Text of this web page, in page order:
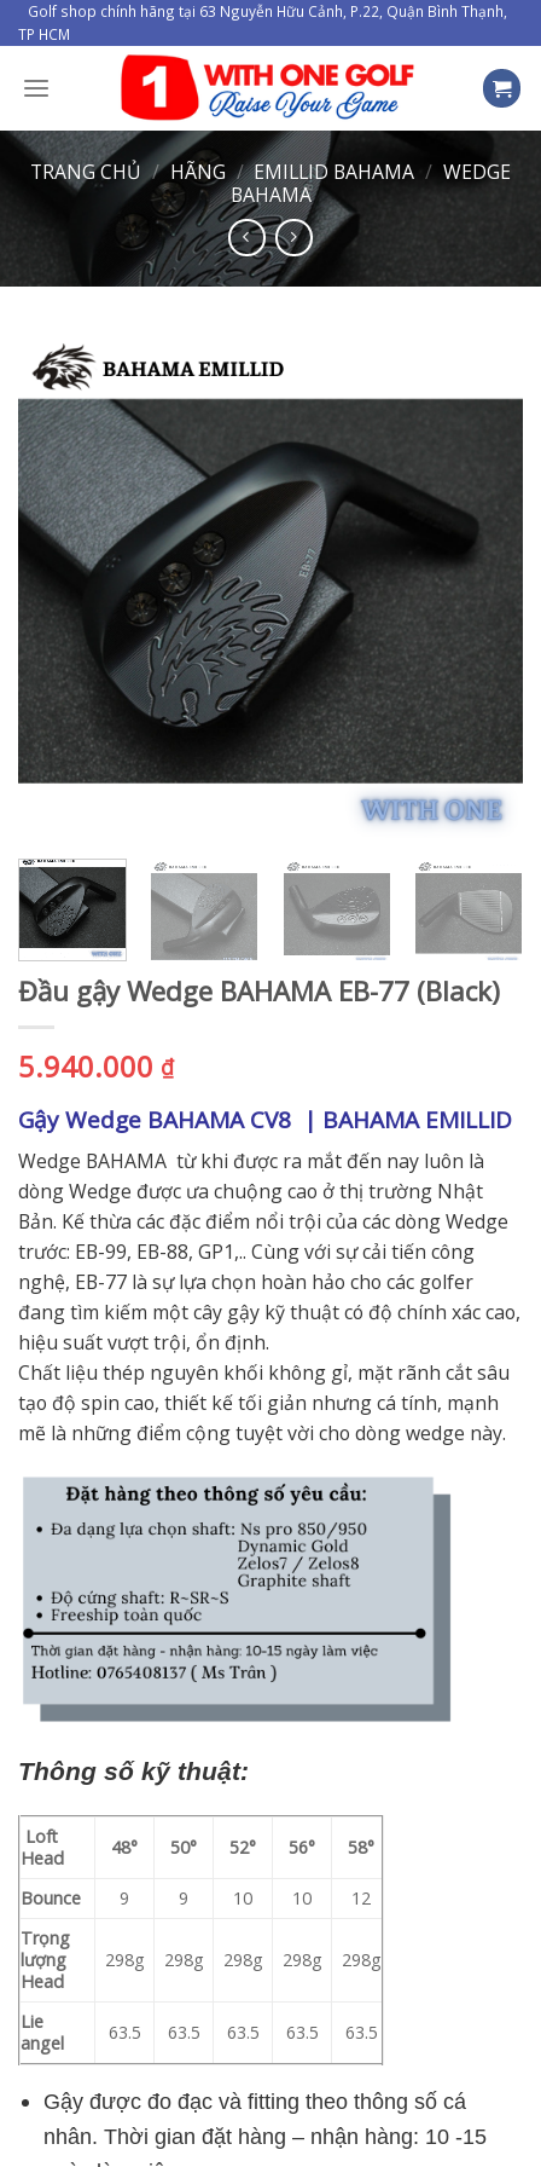
Skip
to
content
Golf shop chính hãng tại 63 Nguyễn Hữu Cảnh, P.22, Quận Bình Thạnh,
TP HCM
TRANG CHỦ / HÃNG / EMILLID BAHAMA / WEDGE
BAHAMA
Đầu gậy Wedge BAHAMA EB-77 (Black)
5.940.000 ₫
Gậy Wedge BAHAMA CV8 | BAHAMA EMILLID
Wedge BAHAMA từ khi được ra mắt đến nay luôn là
dòng Wedge được ưa chuộng cao ở thị trường Nhật
Bản. Kế thừa các đặc điểm nổi trội của các dòng Wedge
trước: EB-99, EB-88, GP1,.. Cùng với sự cải tiến công
nghệ, EB-77 là sự lựa chọn hoàn hảo cho các golfer
đang tìm kiếm một cây gậy kỹ thuật có độ chính xác cao,
hiệu suất vượt trội, ổn định.
Chất liệu thép nguyên khối không gỉ, mặt rãnh cắt sâu
tạo độ spin cao, thiết kế tối giản nhưng cá tính, mạnh
mẽ là những điểm cộng tuyệt vời cho dòng wedge này.
Thông số kỹ thuật:
Loft
Head
48° 50° 52° 56° 58°
Bounce 9 9 10 10
12
Trọng
lượng
Head
298g 298g 298g 298g 298g
Lie
angel
63.5 63.5 63.5 63.5 63.5
Gậy được đo đạc và fitting theo thông số cá
nhân. Thời gian đặt hàng – nhận hàng: 10 -15